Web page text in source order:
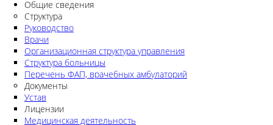
Общие сведения
Структура
Руководство
Врачи
Организационная структура управления
Структура больницы
Перечень ФАП, врачебных амбулаторий
Документы
Устав
Лицензии
Медицинская деятельность